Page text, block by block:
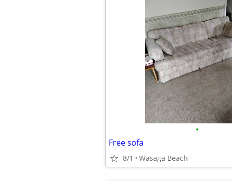
•
Free sofa
8/1 Wasaga Beach